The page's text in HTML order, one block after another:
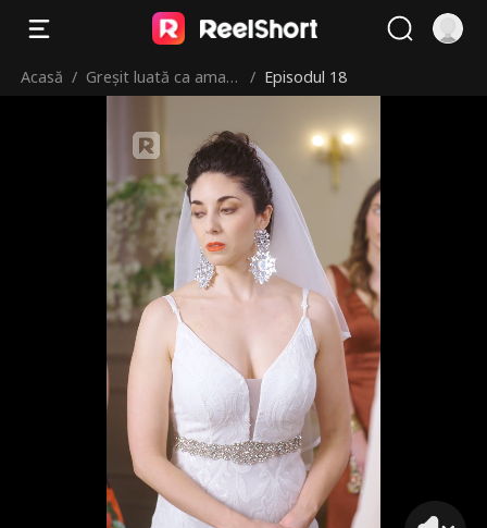
Acasă / Greșit luată ca amant
/ Episodul 18